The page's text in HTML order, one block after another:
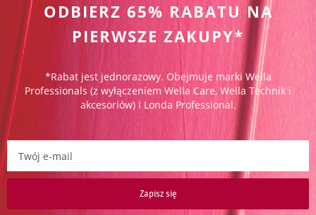
ODBIERZ 65% RABATU NA
PIERWSZE ZAKUPY*
*Rabat jest jednorazowy. Obejmuje marki Wella
Professionals (z wyłączeniem Wella Care, Wella Technik i
akcesoriów) i Londa Professional.
Zapisz się do newslettera:
Zapisz się